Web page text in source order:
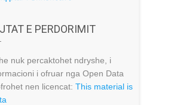
E PERDORIMIT
nuk percaktohet ndryshe, i
i ofruar nga Open Data
nen licencat: This material is